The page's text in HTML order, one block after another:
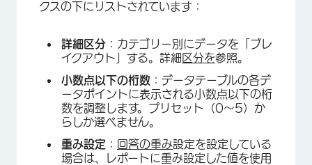
クスの下にリストされています：
詳細区分 ：カテゴリー別にデータを「ブレ
イクアウト」する。詳細 区分を参照。
小数点以下の桁数 ：データテーブルの各デ
ータポイントに表示される小数点以下の桁
数を調整します。プリセット（0～5）か
らしか選べません。
重み設定 ： 回答の重み設定を設定している
場合は、レポートに重み設定した値を使用